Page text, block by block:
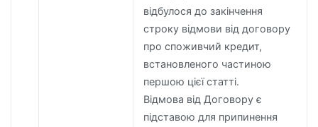
відбулося до закінчення
строку відмови від договору
про споживчий кредит,
встановленого частиною
першою цієї статті.
Відмова від Договору є
підставою для припинення